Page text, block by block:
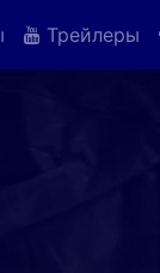
Трейлеры